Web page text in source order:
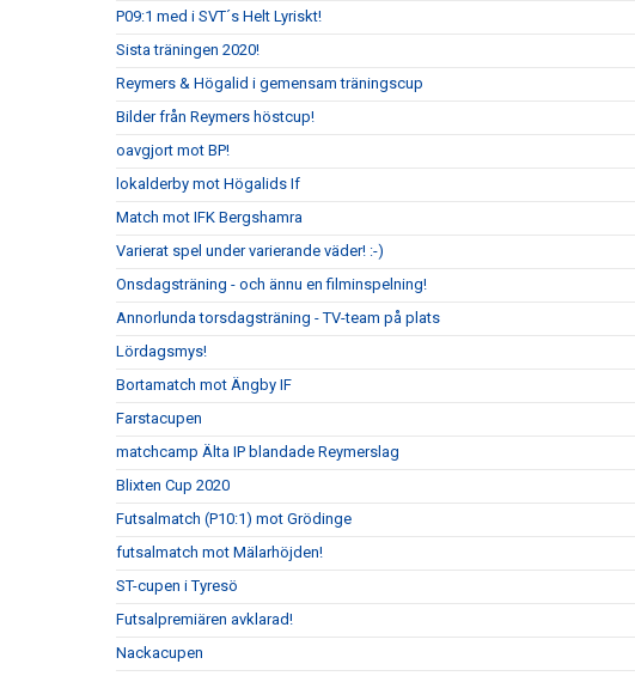
P09:1 med i SVT´s Helt Lyriskt!
Sista träningen 2020!
Reymers & Högalid i gemensam träningscup
Bilder från Reymers höstcup!
oavgjort mot BP!
lokalderby mot Högalids If
Match mot IFK Bergshamra
Varierat spel under varierande väder! :-)
Onsdagsträning - och ännu en filminspelning!
Annorlunda torsdagsträning - TV-team på plats
Lördagsmys!
Bortamatch mot Ängby IF
Farstacupen
matchcamp Älta IP blandade Reymerslag
Blixten Cup 2020
Futsalmatch (P10:1) mot Grödinge
futsalmatch mot Mälarhöjden!
ST-cupen i Tyresö
Futsalpremiären avklarad!
Nackacupen